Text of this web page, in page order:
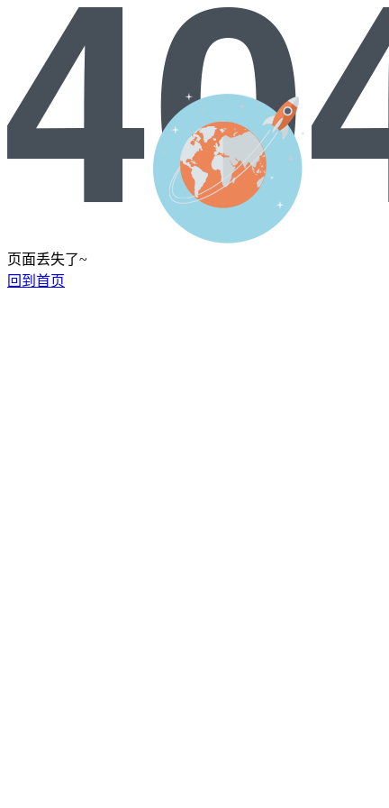
页面丢失了~
回到首页